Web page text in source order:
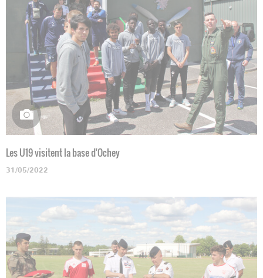
Les U19 visitent la base d'Ochey
31/05/2022